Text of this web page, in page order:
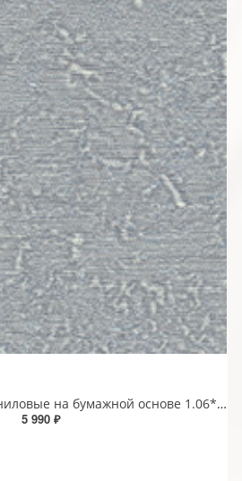
88313-3 Circle Обои виниловые на бумажной основе 1.06*15.6
5 990 ₽